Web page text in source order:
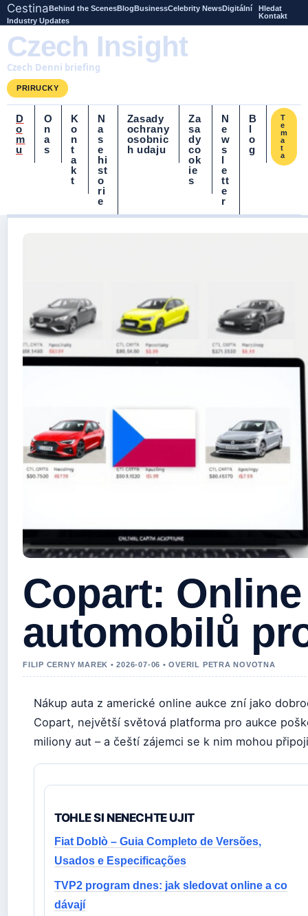
CestinaBehind the ScenesBlogBusinessCelebrity NewsDigitální
Industry Updates
Hledat
Kontakt
Czech Insight
Czech Denni briefing
PRIRUCKY
D
o
m
u
O
n
a
s
K
o
n
t
a
k
t
N
a
s
e
hi
st
o
ri
e
Zasady
ochrany
osobnic
h udaju
Za
sa
dy
co
ok
ie
s
N
e
w
s
l
e
tt
e
r
B
l
o
g
T
e
m
a
t
a
Copart:
automobilů
FILIP CERNY MAREK • 2026-07-06 • OVERIL PETRA NOVOTNA
Nákup auta z americké online aukce zní jako
Copart, největší světová platforma pro aukce
miliony aut – a čeští zájemci se k nim mohou
TOHLE SI NENECHTE UJIT
Fiat Doblò – Guia Completo de Versões,
Usados e Especificações
TVP2 program dnes: jak sledovat online a co
dávají